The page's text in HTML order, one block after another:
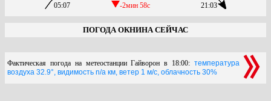
05:07
-2мин 58c
21:03
ПОГОДА ОКНИНА СЕЙЧАС
Фактическая погода на метеостанции Гайворон в 18:00: температура
воздуха 32.9°, видимость n/a км, ветер 1 м/с, облачность 30%